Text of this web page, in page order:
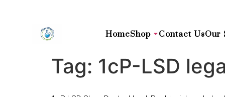
HomeShop Contact UsOur
Tag: 1cP-LSD